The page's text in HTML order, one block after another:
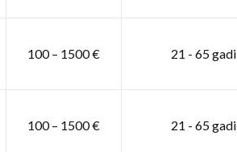
100 – 1500 € 21 - 65 gadi
100 – 1500 € 21 - 65 gadi